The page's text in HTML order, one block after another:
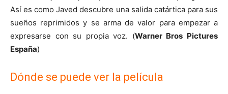
Así es como Javed descubre una salida catártica para sus
sueños reprimidos y se arma de valor para empezar a
expresarse con su propia voz. (Warner Bros Pictures
España)
Dónde se puede ver la película